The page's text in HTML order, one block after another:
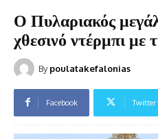
Ο Πυλαριακός
χθεσινό ντέρμπι με
By poulatakefalonias
Facebook Twitter